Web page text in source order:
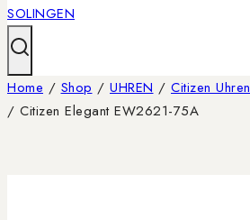
Home / Shop / UHREN / Citizen Uhren
/ Citizen Elegant EW2621-75A